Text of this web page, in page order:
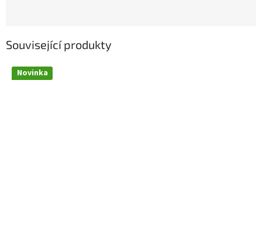
Související produkty
Novinka